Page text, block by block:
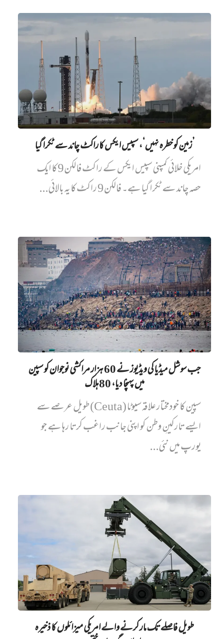
’زمین کو خطرہ نہیں‘، سپیس ایکس کا راکٹ چاند سے ٹکرا گیا
امریکی خلائی کمپنی سپیس ایکس کے راکٹ فالکن 9 کا ایک
حصہ چاند سے ٹکرا گیا ہے۔ فالکن 9 راکٹ کا یہ بالائی...
جب سوشل میڈیا کی ویڈیوز نے 60 ہزار مراکشی نوجوان کو سپین
میں پہنچا دیا، 80 ہلاک
سپین کا خودمختار علاقہ سیوٹا (Ceuta) طویل عرصے سے
ایسے تارکینِ وطن کو اپنی جانب راغب کرتا رہا ہے جو
یورپ میں نئی...
طویل فاصلے تک مار کرنے والے امریکی میزائلوں کا ذخیرہ